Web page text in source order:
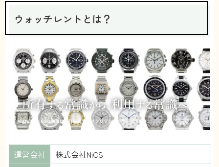
ウォッチレントとは？
運営会社 株式会社NiCS